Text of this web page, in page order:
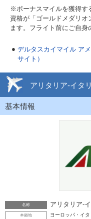
※ボーナスマイルを獲得す
資格が「ゴールドメダリオ
ます。フライト前にご自身
デルタスカイマイル ア
サイト）
アリタリア-イタ
基本情報
名称 アリタリア-
本拠地 ヨーロッパ・イタ